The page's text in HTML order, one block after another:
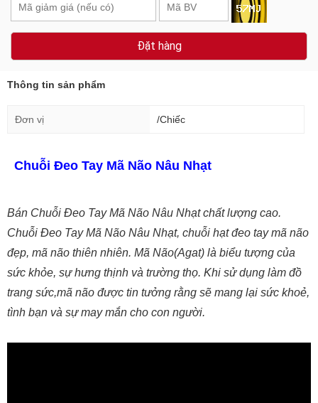
Đặt hàng
Thông tin sản phẩm
Đơn vị /Chiếc
Chuỗi Đeo Tay Mã Não Nâu Nhạt
Bán Chuỗi Đeo Tay Mã Não Nâu Nhạt chất lượng cao.
Chuỗi Đeo Tay Mã Não Nâu Nhạt, chuỗi hạt đeo tay mã não
đẹp, mã não thiên nhiên. Mã Não(Agat) là biểu tượng của
sức khỏe, sự hưng thịnh và trường thọ. Khi sử dụng làm đồ
trang sức,mã não được tin tưởng rằng sẽ mang lại sức khoẻ,
tình bạn và sự may mắn cho con người.